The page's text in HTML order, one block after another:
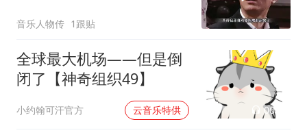
音乐人物传 1跟贴
全球最大机场——但是倒
闭了【神奇组织49】
小约翰可汗官方 云音乐特供 00:02